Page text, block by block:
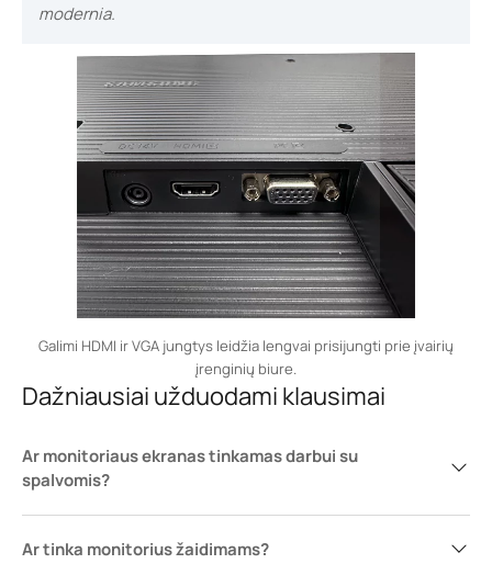
modernia.
Galimi HDMI ir VGA jungtys leidžia lengvai prisijungti prie įvairių
įrenginių biure.
Dažniausiai užduodami klausimai
Ar monitoriaus ekranas tinkamas darbui su
spalvomis?
Ar tinka monitorius žaidimams?